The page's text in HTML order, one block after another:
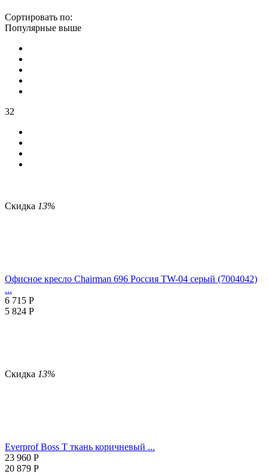
Сортировать по:
Популярные выше
32
Скидка 13%
Офисное кресло Chairman 696 Россия TW-04 серый (7004042)
...
6 715 Р
5 824 Р
Скидка 13%
Everprof Boss Т ткань коричневый ...
23 960 Р
20 879 Р